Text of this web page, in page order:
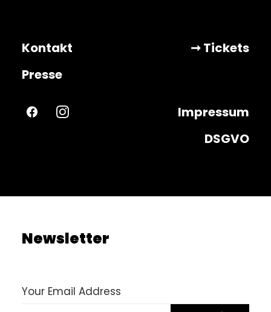
Kontakt
Presse
➞ Tickets
Impressum
DSGVO
Newsletter